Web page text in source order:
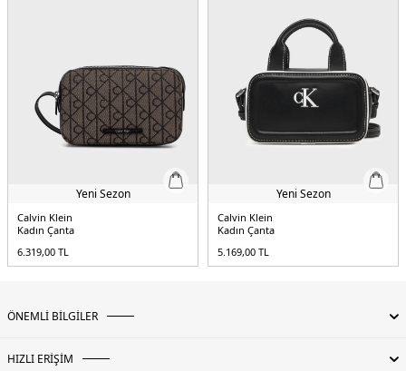
Yeni Sezon
Calvin Klein
Kadın Çanta
6.319,00 TL
Yeni Sezon
Calvin Klein
Kadın Çanta
5.169,00 TL
ÖNEMLİ BİLGİLER
HIZLI ERİŞİM